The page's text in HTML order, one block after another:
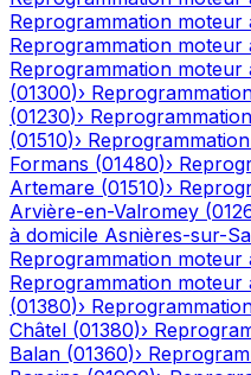
Reprogrammation moteur
Reprogrammation moteur
Reprogrammation moteur
(01300)›
(01230)›
(01510)›
Formans (01480)›
Artemare (01510)›
Arvière-en-Valromey (
à domicile Asnières-sur-
Reprogrammation moteur
Reprogrammation moteur
(01380)›
Châtel (01380)›
Balan (01360)›